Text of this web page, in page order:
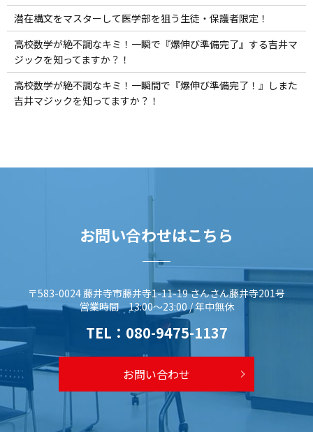
潜在構文をマスターして医学部を狙う生徒・保護者限定！
高校数学が絶不調なキミ！一瞬で『爆伸び準備完了』する吉井マ
ジックを知ってますか？！
高校数学が絶不調なキミ！一瞬間で『爆伸び準備完了！』しまた
吉井マジックを知ってますか？！
お問い合わせはこちら
〒583-0024 藤井寺市藤井寺1-11-19 さんさん藤井寺201号
営業時間 13:00～23:00 / 年中無休
TEL： 080-9475-1137
お問い合わせ